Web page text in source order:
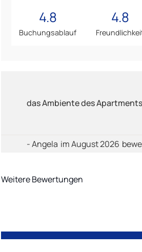
4.8
Buchungsablauf
4.8
das Ambiente des
- Angela im August 2026
Weitere Bewertungen